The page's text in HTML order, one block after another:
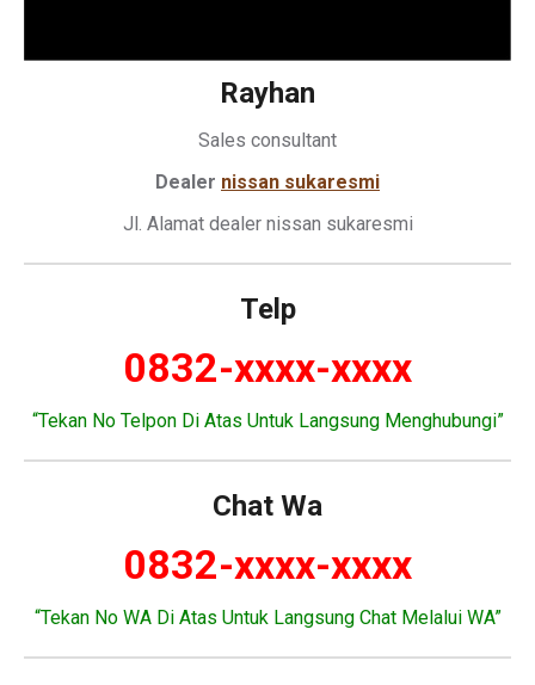
Rayhan
Sales consultant
Dealer nissan sukaresmi
Jl. Alamat dealer nissan sukaresmi
Telp
0832-xxxx-xxxx
“Tekan No Telpon Di Atas Untuk Langsung Menghubungi”
Chat Wa
0832-xxxx-xxxx
“Tekan No WA Di Atas Untuk Langsung Chat Melalui WA”